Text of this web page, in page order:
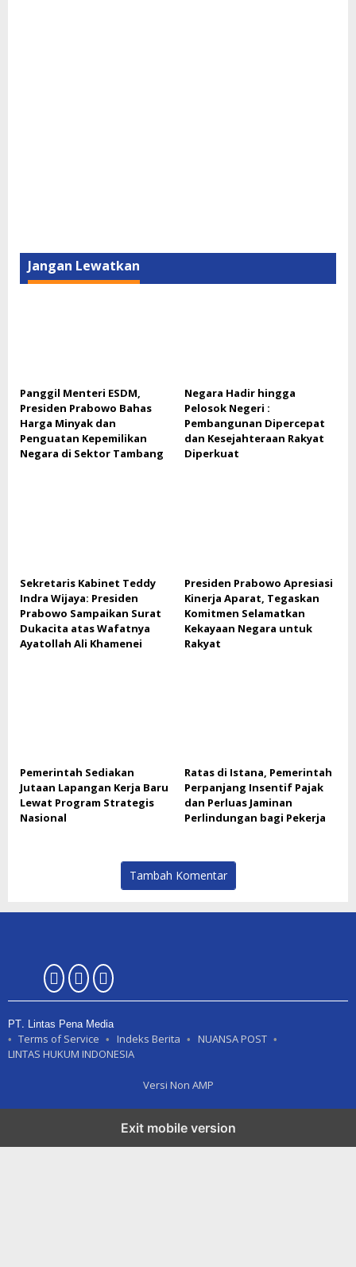
Jangan Lewatkan
Panggil Menteri ESDM,
Presiden Prabowo Bahas
Harga Minyak dan
Penguatan Kepemilikan
Negara di Sektor Tambang
Negara Hadir hingga
Pelosok Negeri :
Pembangunan Dipercepat
dan Kesejahteraan Rakyat
Diperkuat
Sekretaris Kabinet Teddy
Indra Wijaya: Presiden
Prabowo Sampaikan Surat
Dukacita atas Wafatnya
Ayatollah Ali Khamenei
Presiden Prabowo Apresiasi
Kinerja Aparat, Tegaskan
Komitmen Selamatkan
Kekayaan Negara untuk
Rakyat
Pemerintah Sediakan
Jutaan Lapangan Kerja Baru
Lewat Program Strategis
Nasional
Ratas di Istana, Pemerintah
Perpanjang Insentif Pajak
dan Perluas Jaminan
Perlindungan bagi Pekerja
Tambah Komentar
PT. Lintas Pena Media
Terms of Service Indeks Berita
NUANSA POST
LINTAS HUKUM INDONESIA
Versi Non AMP
Exit mobile version